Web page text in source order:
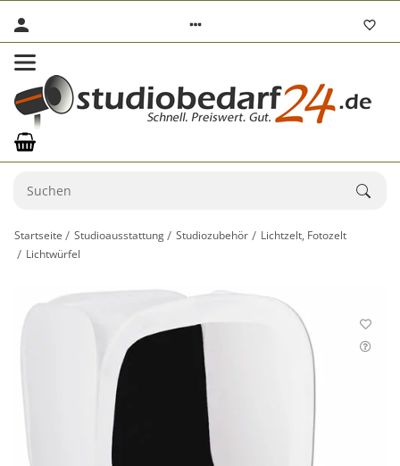
Startseite Studioausstattung Studiozubehör
Lichtzelt, Fotozelt
Lichtwürfel